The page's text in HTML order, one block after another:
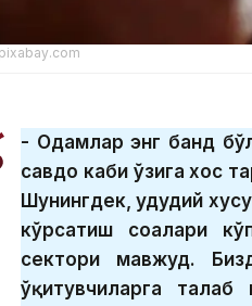
- Одамлар энг банд
савдо каби ўзига хос
Шунингдек, ҳудудий
кўрсатиш соҳалари
сектори мавжуд.
ўқитувчиларга